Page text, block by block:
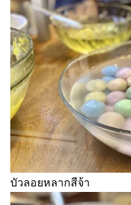
บัวลอยหลากสีจ้า